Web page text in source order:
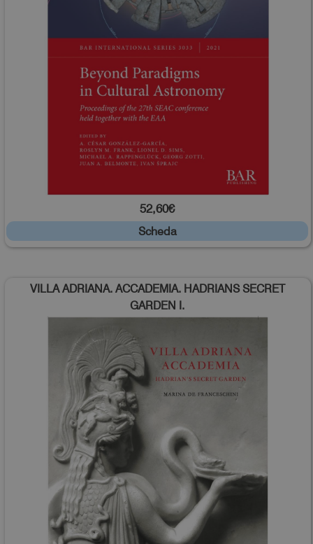
52,60€
Scheda
VILLA ADRIANA. ACCADEMIA. HADRIANS SECRET
GARDEN I.